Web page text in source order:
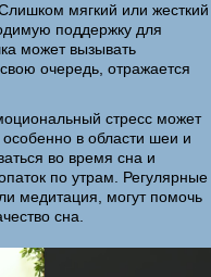
мягкий или жесткий
поддержку для
может вызывать
очередь, отражается
стресс может
в области шеи и
во время сна и
по утрам. Регулярные
медитация, могут помочь
сна.